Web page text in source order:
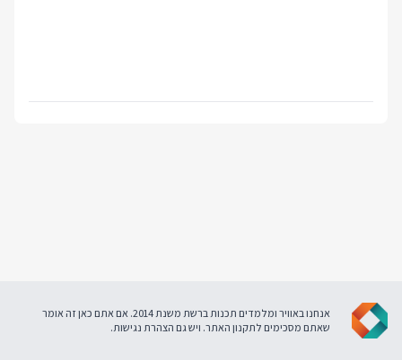
אנחנו באוויר ומלמדים תכנות ברשת משנת 2014. אם אתם כאן זה אומר
שאתם מסכימים לתקנון האתר. ויש גם הצהרת נגישות.